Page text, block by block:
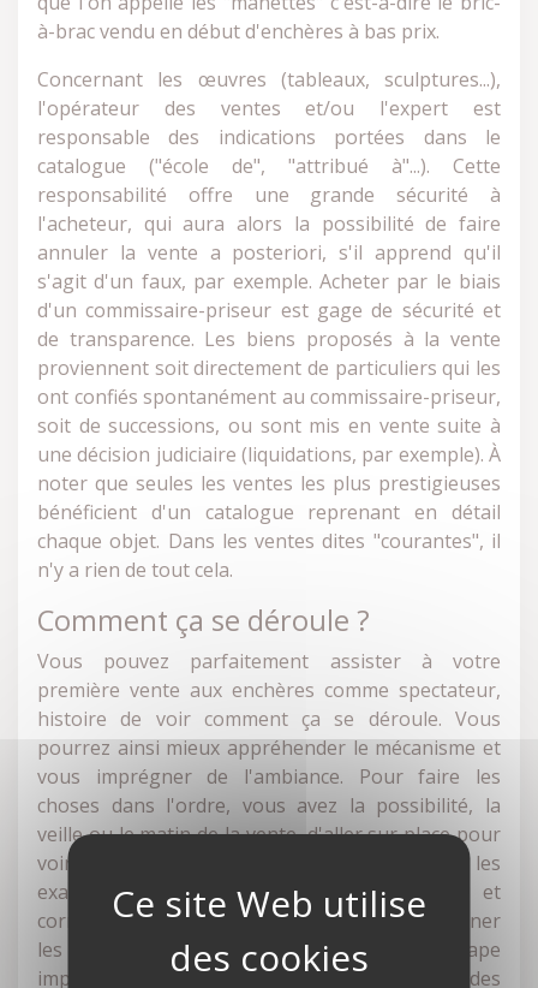
à-brac vendu en début d'enchères à bas prix.
Concernant les œuvres (tableaux, sculptures...),
l'opérateur des ventes et/ou l'expert est
responsable des indications portées dans le
catalogue ("école de", "attribué à"...). Cette
responsabilité offre une grande sécurité à
l'acheteur, qui aura alors la possibilité de faire
annuler la vente a posteriori, s'il apprend qu'il
s'agit d'un faux, par exemple. Acheter par le biais
d'un commissaire-priseur est gage de sécurité et
de transparence. Les biens proposés à la vente
proviennent soit directement de particuliers qui les
ont confiés spontanément au commissaire-priseur,
soit de successions, ou sont mis en vente suite à
une décision judiciaire (liquidations, par exemple). À
noter que seules les ventes les plus prestigieuses
bénéficient d'un catalogue reprenant en détail
chaque objet. Dans les ventes dites "courantes", il
n'y a rien de tout cela.
Comment ça se déroule ?
Vous pouvez parfaitement assister à votre
première vente aux enchères comme spectateur,
histoire de voir comment ça se déroule. Vous
pourrez ainsi mieux appréhender le mécanisme et
vous imprégner de l'ambiance. Pour faire les
choses dans l'ordre, vous avez la possibilité, la
veille ou le matin de la vente, d'aller sur place pour
voir les objets de la vente. Vous pourrez les
examiner, voir s'ils sont en bon état et
correspondent à ce que vous recherchez. Examiner
les lots avant la vente aux enchères est une étape
importante. C'est, en effet, à force de voir des